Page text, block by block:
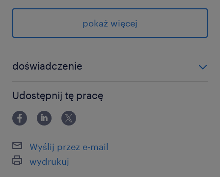
После нажатия кнопки «Подать заявку» (Aplikuj)
Вы будете перенаправлены на страницу, где
сможете указать предпочтительный способ связи.
задача / zadania
разгрузка посылок
сортировка коробок и перекладывание
товаров на соответствующие паллеты
поддержание порядка и безопасности на
складе
pokaż więcej
doświadczenie
Udostępnij tę pracę
Wyślij przez e-mail
wydrukuj